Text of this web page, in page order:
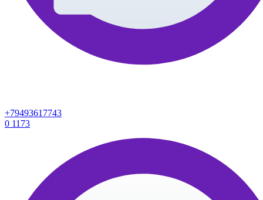
+79493617743
0 1173